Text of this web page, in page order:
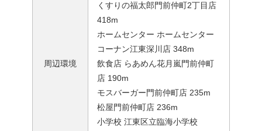
周辺環境
くすりの福太郎門前仲町2丁目店
418m
ホームセンター ホームセンター
コーナン江東深川店 348m
飲食店 らあめん花月嵐門前仲町
店 190m
モスバーガー門前仲町店 235m
松屋門前仲町店 236m
小学校 江東区立臨海小学校